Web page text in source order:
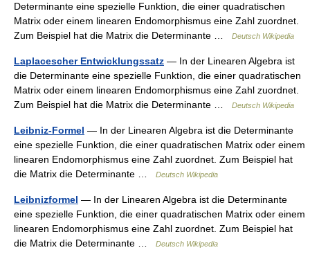
Determinante eine spezielle Funktion, die einer quadratischen
Matrix oder einem linearen Endomorphismus eine Zahl zuordnet.
Zum Beispiel hat die Matrix die Determinante …
Deutsch Wikipedia
Laplacescher Entwicklungssatz — In der Linearen Algebra ist
die Determinante eine spezielle Funktion, die einer quadratischen
Matrix oder einem linearen Endomorphismus eine Zahl zuordnet.
Zum Beispiel hat die Matrix die Determinante …
Deutsch Wikipedia
Leibniz-Formel — In der Linearen Algebra ist die Determinante
eine spezielle Funktion, die einer quadratischen Matrix oder einem
linearen Endomorphismus eine Zahl zuordnet. Zum Beispiel hat
die Matrix die Determinante …
Deutsch Wikipedia
Leibnizformel — In der Linearen Algebra ist die Determinante
eine spezielle Funktion, die einer quadratischen Matrix oder einem
linearen Endomorphismus eine Zahl zuordnet. Zum Beispiel hat
die Matrix die Determinante …
Deutsch Wikipedia